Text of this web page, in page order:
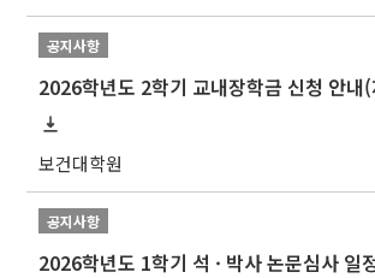
공지사항
2026학년도 2학기 교내장학금 신청 안내
보건대학원
공지사항